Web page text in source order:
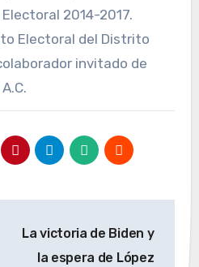
2014-2017.
Electoral del Distrito
invitado de
La victoria de Biden y
la espera de López